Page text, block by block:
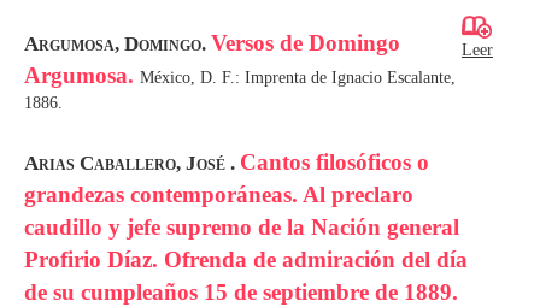
Argumosa, Domingo. Versos de Domingo
Argumosa. México, D. F.: Imprenta de Ignacio Escalante,
1886.
Leer
Arias Caballero, José . Cantos filosóficos o
grandezas contemporáneas. Al preclaro
caudillo y jefe supremo de la Nación general
Profirio Díaz. Ofrenda de admiración del día
de su cumpleaños 15 de septiembre de 1889.